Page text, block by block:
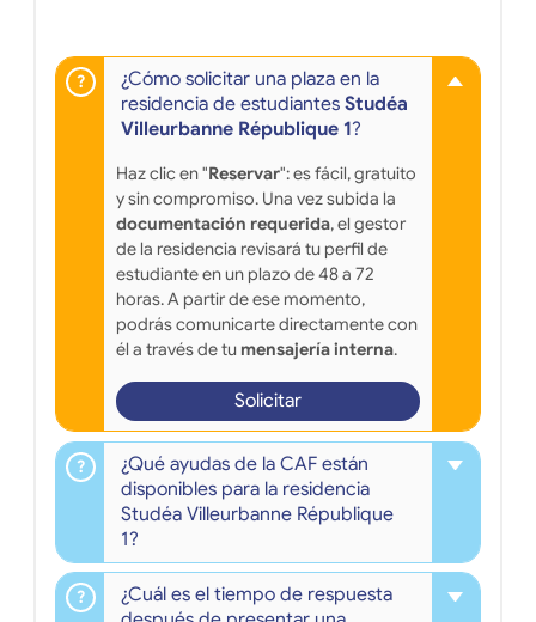
¿Cómo solicitar una plaza en la
residencia de estudiantes Studéa
Villeurbanne République 1?
Haz clic en "Reservar": es fácil, gratuito
y sin compromiso. Una vez subida la
documentación requerida, el gestor
de la residencia revisará tu perfil de
estudiante en un plazo de 48 a 72
horas. A partir de ese momento,
podrás comunicarte directamente con
él a través de tu mensajería interna.
Solicitar
¿Qué ayudas de la CAF están
disponibles para la residencia
Studéa Villeurbanne République
1?
¿Cuál es el tiempo de respuesta